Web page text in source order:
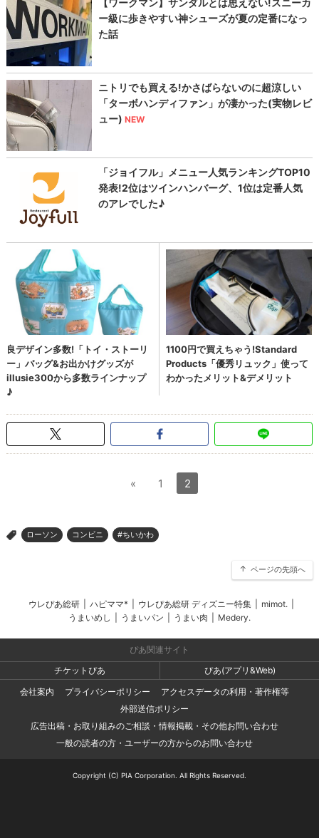
« 1 2
> ローソン コンビニ #ちいかわ
ページの先頭へ
ウレぴあ総研 ハピママ* ウレぴあ総研 ディズニー特集 mimot.
うまいめし
うまいパン うまい肉 Medery.
ぴあ関連サイト
チケットぴあ
ぴあ(アプリ&Web)
会社案内
プライバシーポリシー
アクセスデータの利用・著作権等
外部送信ポリシー
広告出稿・お取り組みのご相談・情報掲載・その他お問い合わせ
一般の読者の方・ユーザーの方からのお問い合わせ
Copyright (C) PIA Corporation. All Rights Reserved.